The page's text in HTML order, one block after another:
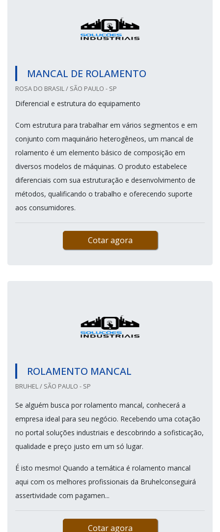
MANCAL DE ROLAMENTO
ROSA DO BRASIL / SÃO PAULO - SP
Diferencial e estrutura do equipamento
Com estrutura para trabalhar em vários segmentos e em
conjunto com maquinário heterogêneos, um mancal de
rolamento é um elemento básico de composição em
diversos modelos de máquinas. O produto estabelece
diferenciais com sua estruturação e desenvolvimento de
métodos, qualificando o trabalho e oferecendo suporte
aos consumidores.
Cotar agora
ROLAMENTO MANCAL
BRUHEL / SÃO PAULO - SP
Se alguém busca por rolamento mancal, conhecerá a
empresa ideal para seu negócio. Recebendo uma cotação
no portal soluções industriais e descobrindo a sofisticação,
qualidade e preço justo em um só lugar.
É isto mesmo! Quando a temática é rolamento mancal
aqui com os melhores profissionais da Bruhelconseguirá
assertividade com pagamen...
Cotar agora